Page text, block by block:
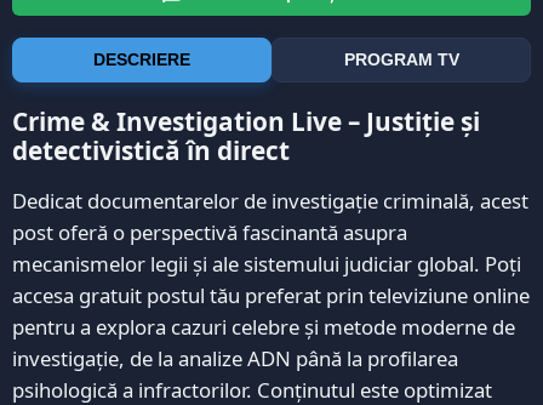
DESCRIERE PROGRAM TV
Crime & Investigation Live – Justiție și
detectivistică în direct
Dedicat documentarelor de investigație criminală, acest
post oferă o perspectivă fascinantă asupra
mecanismelor legii și ale sistemului judiciar global. Poți
accesa gratuit postul tău preferat prin televiziune online
pentru a explora cazuri celebre și metode moderne de
investigație, de la analize ADN până la profilarea
psihologică a infractorilor. Conținutul este optimizat